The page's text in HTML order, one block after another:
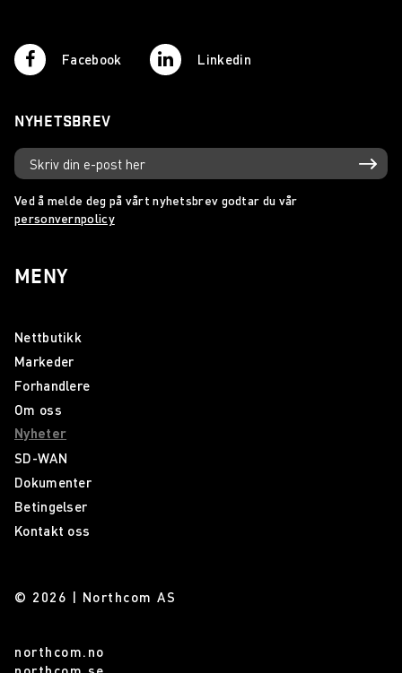
Facebook Linkedin
NYHETSBREV
Ved å melde deg på vårt nyhetsbrev godtar du vår
personvernpolicy
MENY
Nettbutikk
Markeder
Forhandlere
Om oss
Nyheter
SD-WAN
Dokumenter
Betingelser
Kontakt oss
© 2026 | Northcom AS
northcom.no